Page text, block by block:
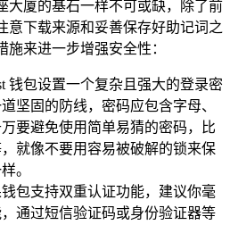
大厦的基石一样不可或缺，除了前
意下载来源和妥善保存好助记词之
来进一步增强安全性：
钱包设置一个复杂且强大的登录密
坚固的防线，密码应包含字母、
要避免使用简单易猜的密码，比
就像不要用容易被破解的锁来保
。
钱包支持双重认证功能，建议你毫
通过短信验证码或身份验证器等